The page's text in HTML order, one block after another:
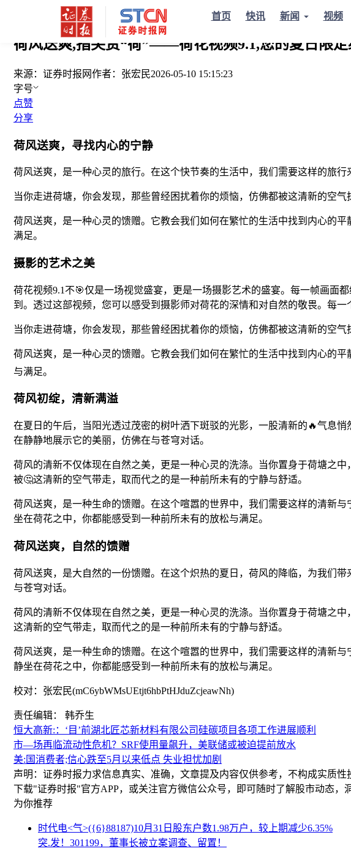
首页 快讯 新闻 视频
您当前的位置： 证券时报>要闻>正文
荷风送爽,指尖赏“荷”——荷花视频9.1,您的夏日限定
来源： 证券时报网作者： 张宏民2026-05-10 15:15:23
字号
点赞
分享
荷风送爽，寻找内心的宁静
荷风送爽，是一种心灵的旅行。在这个快节奏的生活中，我们需要这样的旅
当你走进荷塘，你会发现，那些曾经困扰着你的烦恼，仿佛都被这清新的空
荷风送爽，是一种心灵的馈赠。它教会我们如何在繁忙的生活中找到内心的
满足。
摄影的艺术之美
荷花视频9.1不🎯仅是一场视觉盛宴，更是一场摄影艺术的盛宴。每一帧画面
到。透过这部视频，您可以感受到摄影师对荷花的深情和对自然的敬畏。每
当你走进荷塘，你会发现，那些曾经困扰着你的烦恼，仿佛都被这清新的空
荷风送爽，是一种心灵的馈赠。它教会我们如何在繁忙的生活中找到内心的
与满足。
荷风初绽，清新满溢
在夏日的午后，当阳光透过茂密的树叶洒下斑驳的光影，一股清新的🔥气息
在静静地展示它的美丽，仿佛在与苍穹对话。
荷风的清新不仅体现在自然之美，更是一种心灵的洗涤。当你置身于荷塘之
被🤔这清新的空气带走，取而代之的是一种前所未有的宁静与舒适。
荷风送爽，是一种生命的馈赠。在这个喧嚣的世界中，我们需要这样的清新
坐在荷花之中，你都能感受到一种前所未有的放松与满足。
荷风送爽，自然的馈赠
荷风送爽，是大自然的一份馈赠。在这个炽热的夏日，荷风的降临，为我们
与苍穹对话。
荷风的清新不仅体现在自然之美，更是一种心灵的洗涤。当你置身于荷塘之
这清新的空气带走，取而代之的是一种前所未有的宁静与舒适。
荷风送爽，是一种生命的馈赠。在这个喧嚣的世界中，我们需要这样的清新
静坐在荷花之中，你都能感受到一种前所未有的放松与满足。
校对：张宏民(mC6ybWMsUEtjt6hbPtHJduZcjeawNh)
责任编辑： 韩乔生
恒大高新:：‘目’前湖北匠芯新材料有限公司硅碳项目各项工作进展顺利
市—场再临流动性危机？SRF使用量飙升，美联储或被迫提前放水
美:国消费者;信心跌至5月以来低点 失业担忧加剧
声明：证券时报力求信息真实、准确，文章提及内容仅供参考，不构成实质性
下载"证券时报"官方APP，或关注官方微信公众号，即可随时了解股市动态，
为你推荐
时代电<气>({6}88187)10月31日股东户数1.98万户，较上期减少6.35%
突.发！301199，董事长被立案调查、留置！